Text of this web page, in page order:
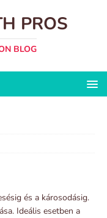
PROS
BLOG
és a károsodásig.
Ideális esetben a